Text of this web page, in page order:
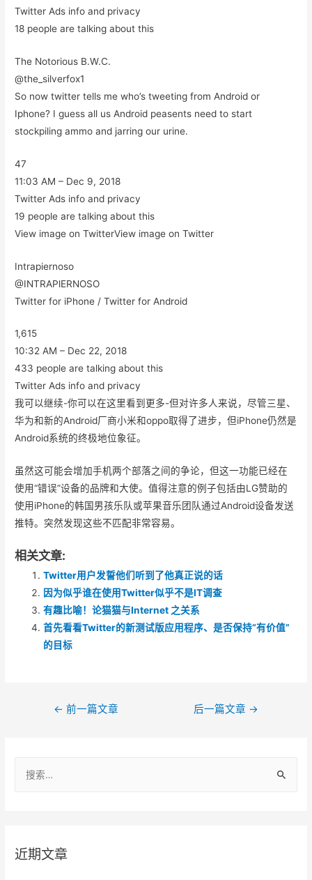
Twitter Ads info and privacy
18 people are talking about this
The Notorious B.W.C.
@the_silverfox1
So now twitter tells me who’s tweeting from Android or
Iphone? I guess all us Android peasents need to start
stockpiling ammo and jarring our urine.
47
11:03 AM – Dec 9, 2018
Twitter Ads info and privacy
19 people are talking about this
View image on TwitterView image on Twitter
Intrapiernoso
@INTRAPlERNOSO
Twitter for iPhone / Twitter for Android
1,615
10:32 AM – Dec 22, 2018
433 people are talking about this
Twitter Ads info and privacy
我可以继续-你可以在这里看到更多-但对许多人来说，尽管三星、
华为和新的Android厂商小米和oppo取得了进步，但iPhone仍然是
Android系统的终极地位象征。
虽然这可能会增加手机两个部落之间的争论，但这一功能已经在
使用“错误”设备的品牌和大使。值得注意的例子包括由LG赞助的
使用iPhone的韩国男孩乐队或苹果音乐团队通过Android设备发送
推特。突然发现这些不匹配非常容易。
相关文章:
Twitter用户发誓他们听到了他真正说的话
因为似乎谁在使用Twitter似乎不是IT调查
有趣比喻！论猫猫与Internet 之关系
首先看看Twitter的新测试版应用程序、是否保持“有价值”
的目标
航
← 前一篇文章 后一篇文章 →
近期文章